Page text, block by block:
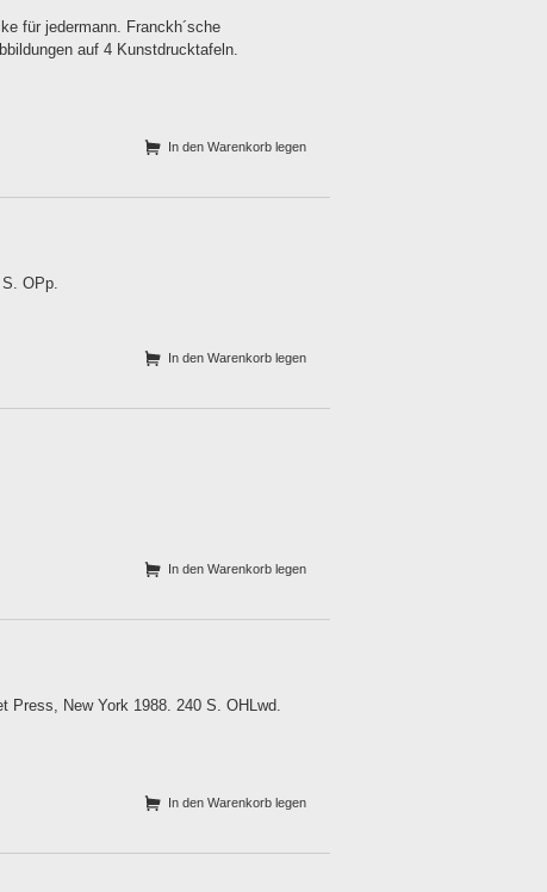
für jedermann. Franckh´sche
auf 4 Kunstdrucktafeln.
In den Warenkorb legen
OPp.
In den Warenkorb legen
In den Warenkorb legen
Press, New York 1988. 240 S. OHLwd.
In den Warenkorb legen